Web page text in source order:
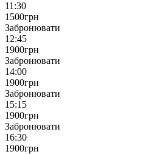
11:30
1500грн
Забронювати
12:45
1900грн
Забронювати
14:00
1900грн
Забронювати
15:15
1900грн
Забронювати
16:30
1900грн